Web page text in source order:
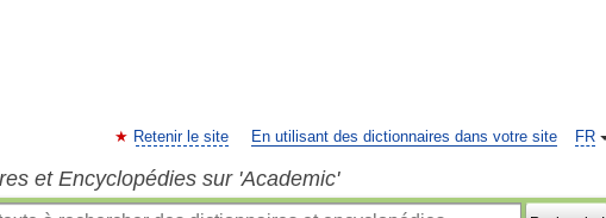
FR
Retenir le site En utilisant des dictionnaires dans votre site
et Encyclopédies sur 'Academic'